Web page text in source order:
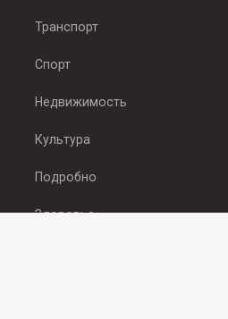
Транспорт
Спорт
Недвижимость
Культура
Подробно
Здоровье